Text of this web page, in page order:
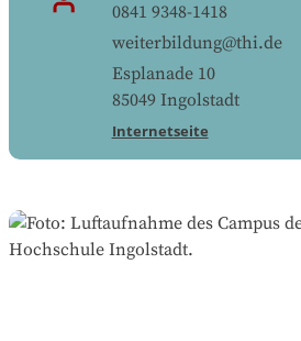
0841 9348-1418
weiterbildung@thi.de
Esplanade 10
85049 Ingolstadt
Internetseite